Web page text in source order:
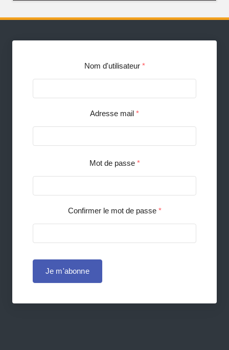
Nom d'utilisateur *
Adresse mail *
Mot de passe *
Confirmer le mot de passe *
Je m'abonne